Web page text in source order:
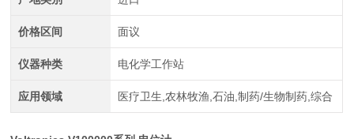
价格区间 面议
仪器种类 电化学工作站
应用领域 医疗卫生,农林牧渔,石油,制药/生物制药,综合